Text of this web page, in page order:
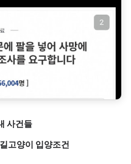
사건들
고양이 입양조건